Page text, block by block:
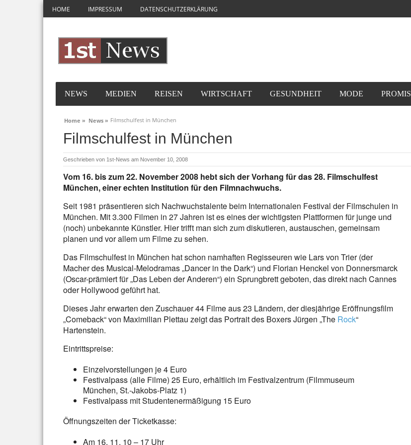
HOME IMPRESSUM DATENSCHUTZERKLÄRUNG
NEWS MEDIEN REISEN WIRTSCHAFT GESUNDHEIT MODE PROMIS
Home » News » Filmschulfest in München
Filmschulfest in München
Geschrieben von 1st-News am November 10, 2008
Vom 16. bis zum 22. November 2008 hebt sich der Vorhang für das 28. Filmschulfest
München, einer echten Institution für den Filmnachwuchs.
Seit 1981 präsentieren sich Nachwuchstalente beim Internationalen Festival der Filmschulen in
München. Mit 3.300 Filmen in 27 Jahren ist es eines der wichtigsten Plattformen für junge und
(noch) unbekannte Künstler. Hier trifft man sich zum diskutieren, austauschen, gemeinsam
planen und vor allem um Filme zu sehen.
Das Filmschulfest in München hat schon namhaften Regisseuren wie Lars von Trier (der
Macher des Musical-Melodramas „Dancer in the Dark“) und Florian Henckel von Donnersmarck
(Oscar-prämiert für „Das Leben der Anderen“) ein Sprungbrett geboten, das direkt nach Cannes
oder Hollywood geführt hat.
Dieses Jahr erwarten den Zuschauer 44 Filme aus 23 Ländern, der diesjährige Eröffnungsfilm
„Comeback“ von Maximilian Plettau zeigt das Portrait des Boxers Jürgen „The Rock“
Hartenstein.
Eintrittspreise:
Einzelvorstellungen je 4 Euro
Festivalpass (alle Filme) 25 Euro, erhältlich im Festivalzentrum (Filmmuseum
München, St.-Jakobs-Platz 1)
Festivalpass mit Studentenermäßigung 15 Euro
Öffnungszeiten der Ticketkasse:
Am 16. 11. 10 – 17 Uhr